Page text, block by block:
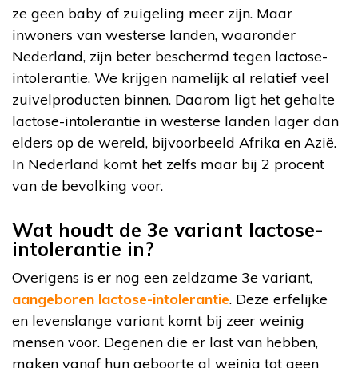
ze geen baby of zuigeling meer zijn. Maar
inwoners van westerse landen, waaronder
Nederland, zijn beter beschermd tegen lactose-
intolerantie. We krijgen namelijk al relatief veel
zuivelproducten binnen. Daarom ligt het gehalte
lactose-intolerantie in westerse landen lager dan
elders op de wereld, bijvoorbeeld Afrika en Azië.
In Nederland komt het zelfs maar bij 2 procent
van de bevolking voor.
Wat houdt de 3e variant lactose-
intolerantie in?
Overigens is er nog een zeldzame 3e variant,
aangeboren lactose-intolerantie. Deze erfelijke
en levenslange variant komt bij zeer weinig
mensen voor. Degenen die er last van hebben,
maken vanaf hun geboorte al weinig tot geen